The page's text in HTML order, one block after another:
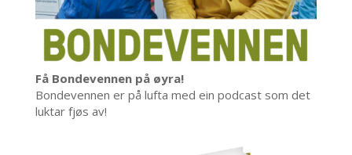
Få Bondevennen på øyra!
Bondevennen er på lufta med ein podcast som det
luktar fjøs av!